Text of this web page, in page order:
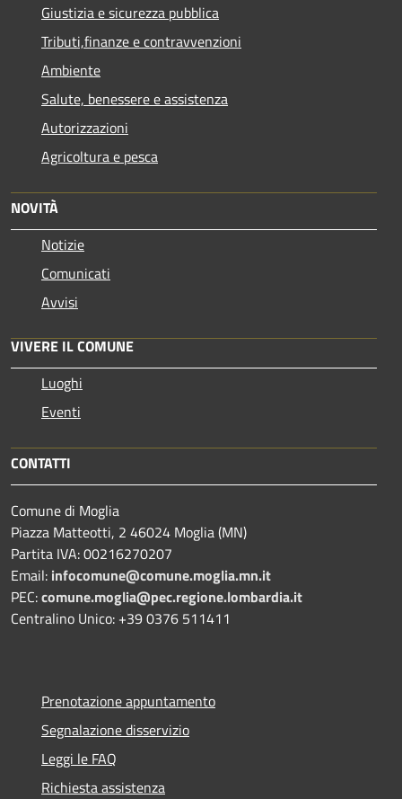
Giustizia e sicurezza pubblica
Tributi,finanze e contravvenzioni
Ambiente
Salute, benessere e assistenza
Autorizzazioni
Agricoltura e pesca
NOVITÀ
Notizie
Comunicati
Avvisi
VIVERE IL COMUNE
Luoghi
Eventi
CONTATTI
Comune di Moglia
Piazza Matteotti, 2 46024 Moglia (MN)
Partita IVA: 00216270207
Email: infocomune@comune.moglia.mn.it
PEC:comune.moglia@pec.regione.lombardia.it
Centralino Unico: +39 0376 511411
Prenotazione appuntamento
Segnalazione disservizio
Leggi le FAQ
Richiesta assistenza